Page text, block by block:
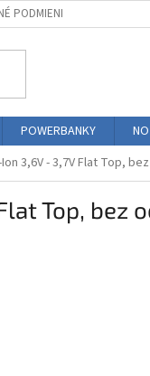
PODMIENKY
POWERBANKY
3,6V - 3,7V Flat Top,
Top, bez